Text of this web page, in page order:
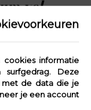
cookies informatie
Deze
met de data die je
je een account
vol
van sociale